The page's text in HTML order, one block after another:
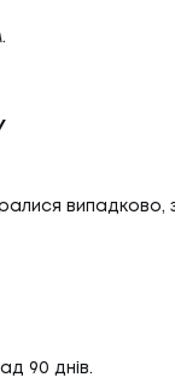
90 днів.